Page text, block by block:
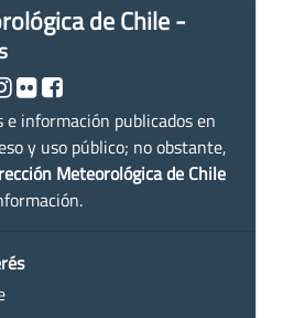
de Chile -
e información publicados en
y uso público; no obstante,
Meteorológica de Chile